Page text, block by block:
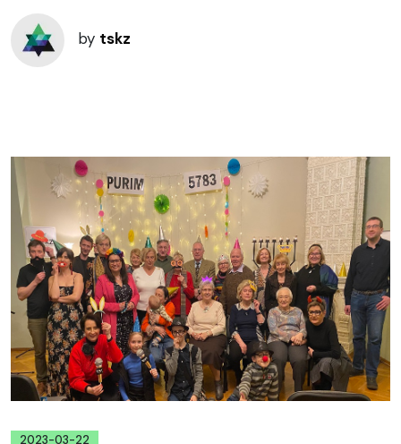
by tskz
2023-03-22